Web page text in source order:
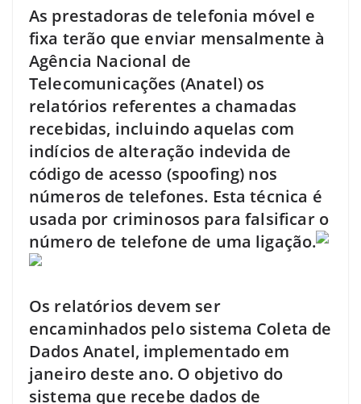
As prestadoras de telefonia móvel e
fixa terão que enviar mensalmente à
Agência Nacional de
Telecomunicações (Anatel) os
relatórios referentes a chamadas
recebidas, incluindo aquelas com
indícios de alteração indevida de
código de acesso (spoofing) nos
números de telefones. Esta técnica é
usada por criminosos para falsificar o
número de telefone de uma ligação.
Os relatórios devem ser
encaminhados pelo sistema Coleta de
Dados Anatel, implementado em
janeiro deste ano. O objetivo do
sistema que recebe dados de